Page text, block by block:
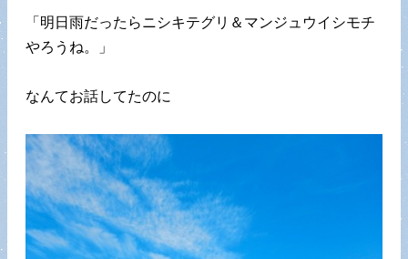
「明日雨だったらニシキテグリ＆マンジュウイシモチ
やろうね。」
なんてお話してたのに